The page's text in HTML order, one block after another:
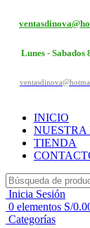
Lunes - Sabados
INICIO
NUESTRA
TIENDA
Inicia Sesión
0 elementos S/
Categorías